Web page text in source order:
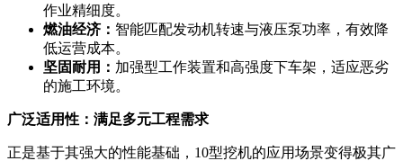
作业精细度。
燃油经济： 智能匹配发动机转速与液压泵功率，有效降
低运营成本。
坚固耐用： 加强型工作装置和高强度下车架，适应恶劣
的施工环境。
广泛适用性：满足多元工程需求
正是基于其强大的性能基础，10型挖机的应用场景变得极其广